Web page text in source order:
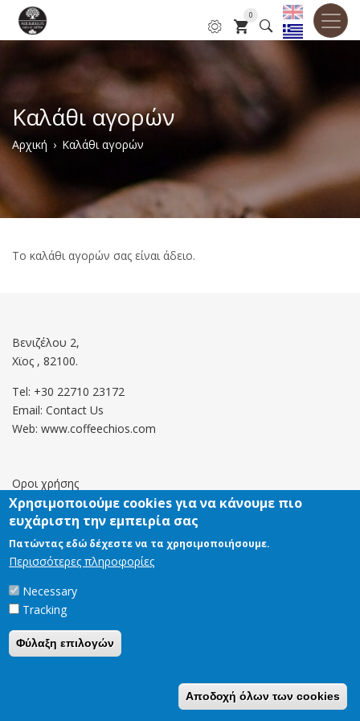
Παράκαμψη
προς
το
περιεχόμενο
0
Καλάθι αγορών
Breadcrumb
Αρχική Καλάθι αγορών
Το καλάθι αγορών σας είναι άδειο.
Βενιζέλου 2,
Χϊος , 82100.
Tel: +30 22710 23172
Email: Contact Us
Web: www.coffeechios.com
Οροι χρήσης
Πολιτική επιστροφών
Copyright © 2021 CoffeeChios. All rights reserved.
Χρησιμοποιούμε cookies για να κάνουμε πιο
ευχάριστη την εμπειρία σας
Πατώντας εδώ δέχεστε να τα χρησιμοποιήσουμε.
Περισσότερες πληροφορίες
Necessary
Tracking
Φύλαξη επιλογών
Αποδοχή όλων των cookies